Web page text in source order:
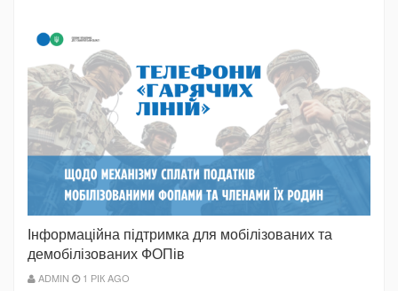
Інформаційна підтримка для мобілізованих та
демобілізованих ФОПів
ADMIN 1 РІК AGO